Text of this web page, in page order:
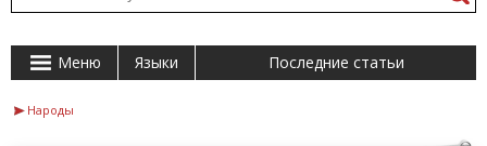
Меню Языки Последние статьи
Народы